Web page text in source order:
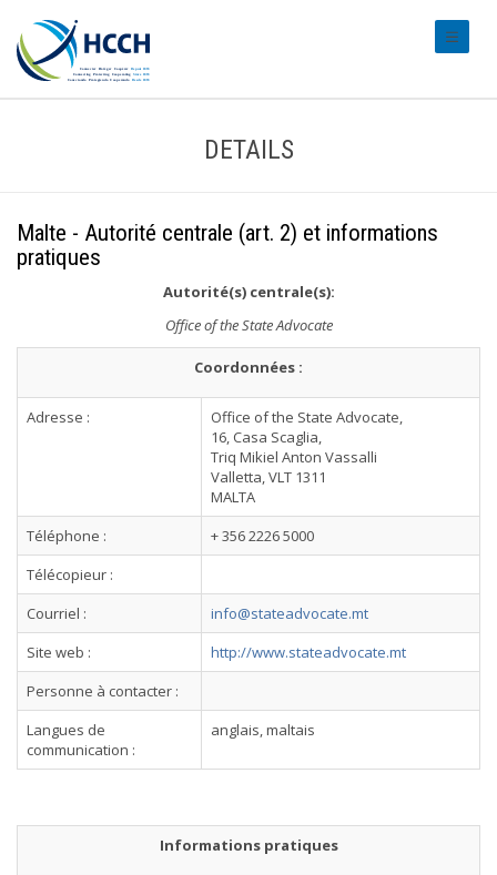
DETAILS
Malte - Autorité centrale (art. 2) et informations
pratiques
Autorité(s) centrale(s):
Office of the State Advocate
Coordonnées :
Adresse :
Office of the State Advocate,
16, Casa Scaglia,
Triq Mikiel Anton Vassalli
Valletta, VLT 1311
MALTA
Téléphone :
+ 356 2226 5000
Télécopieur :
Courriel :
info@stateadvocate.mt
Site web :
http://www.stateadvocate.mt
Personne à contacter :
Langues de
communication :
anglais, maltais
Informations pratiques